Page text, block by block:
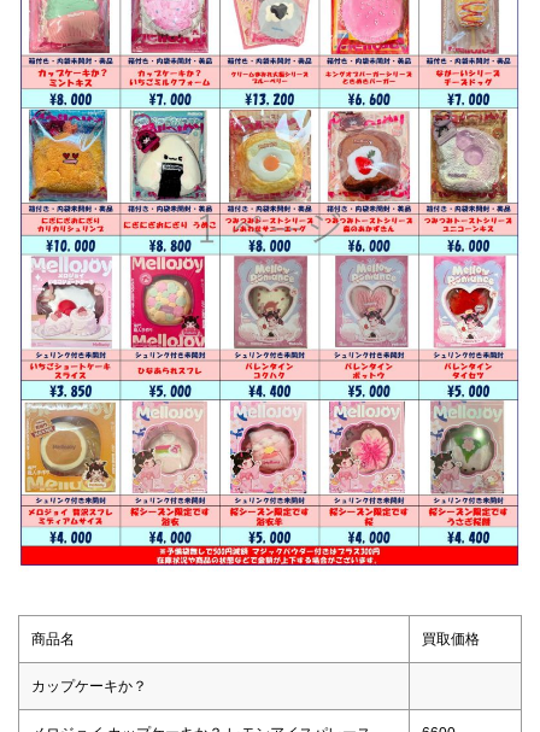
商品名 買取価格
カップケーキか？